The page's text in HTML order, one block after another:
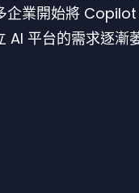
企業開始將
AI 平台的需求逐漸